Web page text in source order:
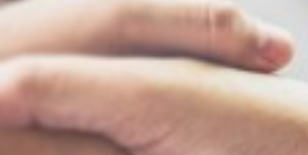
Ondernemers